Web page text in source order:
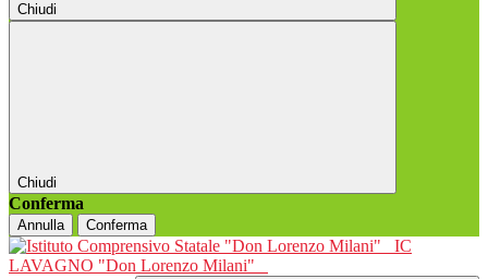
Chiudi
Chiudi
Conferma
Annulla Conferma
IC
LAVAGNO "Don Lorenzo Milani"